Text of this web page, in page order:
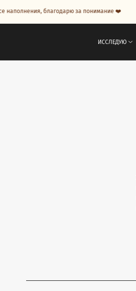
ИССЛЕДУЮ
благодарю за понимание ❤️